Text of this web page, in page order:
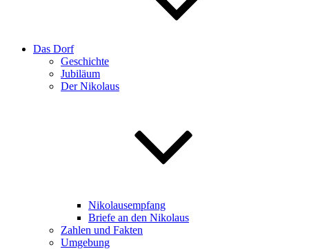
Das Dorf
Geschichte
Jubiläum
Der Nikolaus
Nikolausempfang
Briefe an den Nikolaus
Zahlen und Fakten
Umgebung